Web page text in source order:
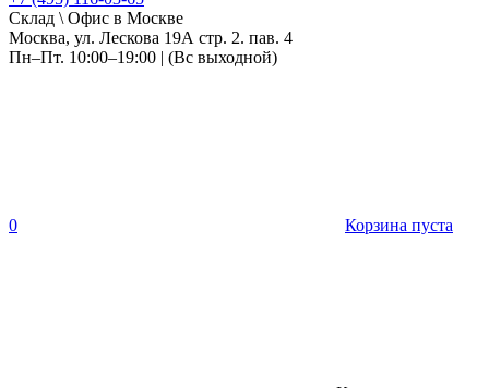
Склад \ Офис в Москве
Москва, ул. Лескова 19А стр. 2. пав. 4
Пн–Пт. 10:00–19:00 | (Вс выходной)
0 Корзина пуста